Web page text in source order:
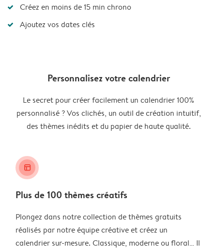
Créez en moins de 15 min chrono
Ajoutez vos dates clés
Personnalisez votre calendrier
Le secret pour créer facilement un calendrier 100%
personnalisé ? Vos clichés, un outil de création intuitif,
des thèmes inédits et du papier de haute qualité.
layout_alt
Plus de 100 thèmes créatifs
Plongez dans notre collection de thèmes gratuits
réalisés par notre équipe créative et créez un
calendrier sur-mesure. Classique, moderne ou floral… Il